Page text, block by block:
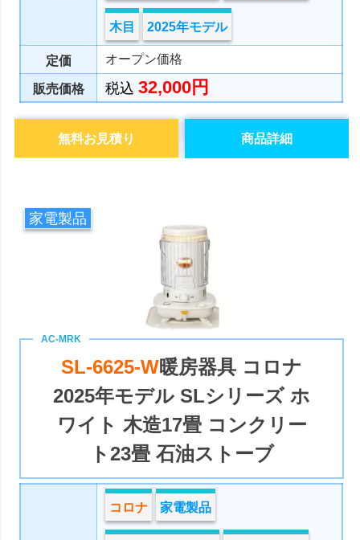
木目 2025年モデル
定価 オープン価格
販売価格 税込32,000円
商品詳細
無料お見積り
家電製品
SL-6625-W暖房器具 コロナ
2025年モデル SLシリーズ ホ
ワイト 木造17畳 コンクリー
ト23畳 石油ストーブ
コロナ 家電製品